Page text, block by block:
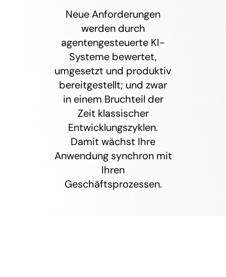
Neue Anforderungen
werden durch
agentengesteuerte KI-
Systeme bewertet,
umgesetzt und produktiv
bereitgestellt; und zwar
in einem Bruchteil der
Zeit klassischer
Entwicklungszyklen.
Damit wächst Ihre
Anwendung synchron mit
Ihren
Geschäftsprozessen.